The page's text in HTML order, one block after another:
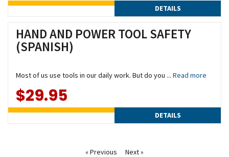
DETAILS
HAND AND POWER TOOL SAFETY
(SPANISH)
Most of us use tools in our daily work. But do you ... Read more
$29.95
DETAILS
« Previous Next »